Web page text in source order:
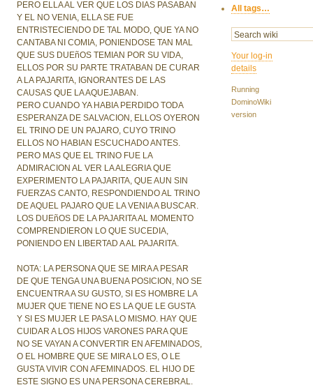
PERO ELLA AL VER QUE LOS DIAS PASABAN
Y EL NO VENIA, ELLA SE FUE
ENTRISTECIENDO DE TAL MODO, QUE YA NO
CANTABA NI COMIA, PONIENDOSE TAN MAL
QUE SUS DUEñOS TEMIAN POR SU VIDA,
ELLOS POR SU PARTE TRATABAN DE CURAR
A LA PAJARITA, IGNORANTES DE LAS
CAUSAS QUE LA AQUEJABAN.
PERO CUANDO YA HABIA PERDIDO TODA
ESPERANZA DE SALVACION, ELLOS OYERON
EL TRINO DE UN PAJARO, CUYO TRINO
ELLOS NO HABIAN ESCUCHADO ANTES.
PERO MAS QUE EL TRINO FUE LA
ADMIRACION AL VER LA ALEGRIA QUE
EXPERIMENTO LA PAJARITA, QUE AUN SIN
FUERZAS CANTO, RESPONDIENDO AL TRINO
DE AQUEL PAJARO QUE LA VENIA A BUSCAR.
LOS DUEñOS DE LA PAJARITA AL MOMENTO
COMPRENDIERON LO QUE SUCEDIA,
PONIENDO EN LIBERTAD A AL PAJARITA.
NOTA: LA PERSONA QUE SE MIRA A PESAR
DE QUE TENGA UNA BUENA POSICION, NO SE
ENCUENTRA A SU GUSTO, SI ES HOMBRE LA
MUJER QUE TIENE NO ES LA QUE LE GUSTA
Y SI ES MUJER LE PASA LO MISMO. HAY QUE
CUIDAR A LOS HIJOS VARONES PARA QUE
NO SE VAYAN A CONVERTIR EN AFEMINADOS,
O EL HOMBRE QUE SE MIRA LO ES, O LE
GUSTA VIVIR CON AFEMINADOS. EL HIJO DE
ESTE SIGNO ES UNA PERSONA CEREBRAL.
All tags…
Your log-in
details
Running
DominoWiki
version